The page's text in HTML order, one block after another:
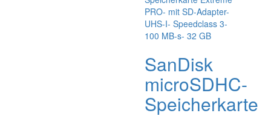
SanDisk
microSDHC-
Speicherkarte